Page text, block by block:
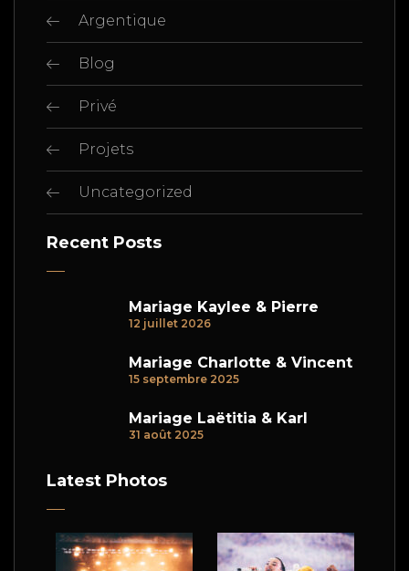
Argentique
Blog
Privé
Projets
Uncategorized
Recent Posts
Mariage Kaylee & Pierre
12 juillet 2026
Mariage Charlotte & Vincent
15 septembre 2025
Mariage Laëtitia & Karl
31 août 2025
Latest Photos